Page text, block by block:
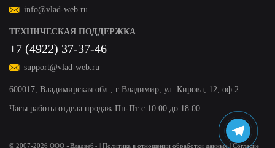
info@vlad-web.ru
ТЕХНИЧЕСКАЯ ПОДДЕРЖКА
+7 (4922) 37-37-46
support@vlad-web.ru
600017, Владимирская обл., г Владимир, ул. Кирова, 12, оф.2
Часы работы отдела продаж Пн-Пт с 10:00 до 18:00
© 2007-2026 ООО «Владвеб» | Политика в отношении обработки данных|Согласие